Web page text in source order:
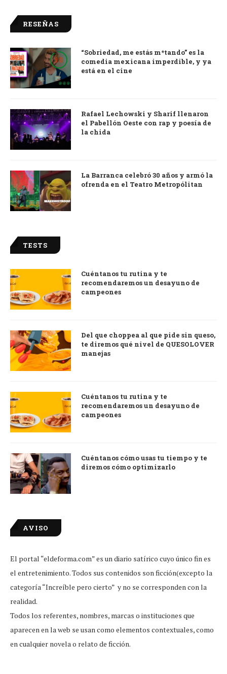
RESEÑAS
9.0
“Sobriedad, me estás m*tando” es la
comedia mexicana imperdible, y ya
está en el cine
Rafael Lechowski y Sharif llenaron
el Pabellón Oeste con rap y poesía de
la chida
La Barranca celebró 30 años y armó la
ofrenda en el Teatro Metropólitan
TESTS
Cuéntanos tu rutina y te
recomendaremos un desayuno de
campeones
Del que choppea al que pide sin queso,
te diremos qué nivel de QUESOLOVER
manejas
Cuéntanos tu rutina y te
recomendaremos un desayuno de
campeones
Cuéntanos cómo usas tu tiempo y te
diremos cómo optimizarlo
AVISO
El portal “eldeforma.com” es un diario satírico cuyo único fin es
el entretenimiento. Todos sus contenidos son ficción(excepto la
categoría “Increíble pero cierto” y no se corresponden con la
realidad.
Todos los referentes, nombres, marcas o instituciones que
aparecen en la web se usan como elementos contextuales, como
en cualquier novela o relato de ficción.